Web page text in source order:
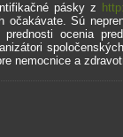
pásky z
očakávate. Sú
prednosti ocenia
nemocnice a